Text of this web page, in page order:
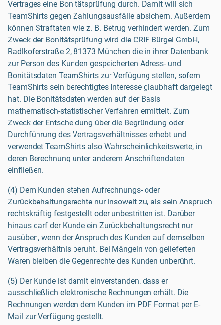
Vertrages eine Bonitätsprüfung durch. Damit will sich
TeamShirts gegen Zahlungsausfälle absichern. Außerdem
können Straftaten wie z. B. Betrug verhindert werden. Zum
Zweck der Bonitätsprüfung wird die CRIF Bürgel GmbH,
Radlkoferstraße 2, 81373 München die in ihrer Datenbank
zur Person des Kunden gespeicherten Adress- und
Bonitätsdaten TeamShirts zur Verfügung stellen, sofern
TeamShirts sein berechtigtes Interesse glaubhaft dargelegt
hat. Die Bonitätsdaten werden auf der Basis
mathematisch-statistischer Verfahren ermittelt. Zum
Zweck der Entscheidung über die Begründung oder
Durchführung des Vertragsverhältnisses erhebt und
verwendet TeamShirts also Wahrscheinlichkeitswerte, in
deren Berechnung unter anderem Anschriftendaten
einfließen.
(4) Dem Kunden stehen Aufrechnungs- oder
Zurückbehaltungsrechte nur insoweit zu, als sein Anspruch
rechtskräftig festgestellt oder unbestritten ist. Darüber
hinaus darf der Kunde ein Zurückbehaltungsrecht nur
ausüben, wenn der Anspruch des Kunden auf demselben
Vertragsverhältnis beruht. Bei Mängeln von gelieferten
Waren bleiben die Gegenrechte des Kunden unberührt.
(5) Der Kunde ist damit einverstanden, dass er
ausschließlich elektronische Rechnungen erhält. Die
Rechnungen werden dem Kunden im PDF Format per E-
Mail zur Verfügung gestellt.